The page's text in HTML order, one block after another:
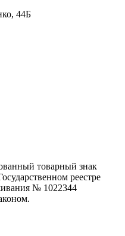
44Б
товарный знак
реестре
№ 1022344